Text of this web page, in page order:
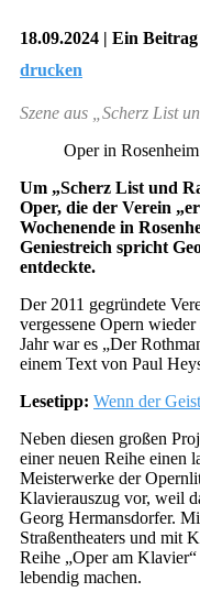
18.09.2024 | Ein
drucken
Szene aus „Scherz List
Oper in Rosenheim
Um „Scherz List und
Oper, die der Verein
Wochenende in
Geniestreich spricht
entdeckte.
Der 2011 gegründete
vergessene Opern
Jahr war es „Der
einem Text von Paul
Lesetipp: Wenn der
Neben diesen großen
einer neuen Reihe einen
Meisterwerke der
Klavierauszug vor, weil
Georg Hermansdorfer.
Straßentheaters und mit
Reihe „Oper am Klavier“
lebendig machen.